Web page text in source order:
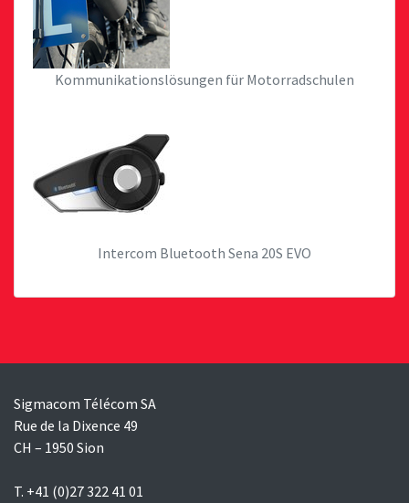
Kommunikationslösungen für Motorradschulen
Intercom Bluetooth Sena 20S EVO
Sigmacom Télécom SA
Rue de la Dixence 49
CH – 1950 Sion
T. +41 (0)27 322 41 01